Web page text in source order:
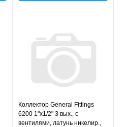
Коллектор General Fittings
6200 1"х1/2" 3 вых., c
вентилями, латунь никелир.,